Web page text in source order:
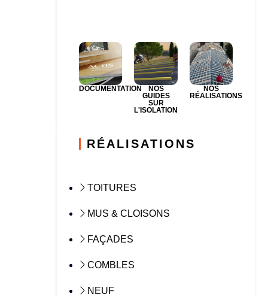
DOCUMENTATION
NOS
GUIDES
SUR
L'ISOLATION
NOS
RÉALISATIONS
RÉALISATIONS
TOITURES
MUS & CLOISONS
FAÇADES
COMBLES
NEUF